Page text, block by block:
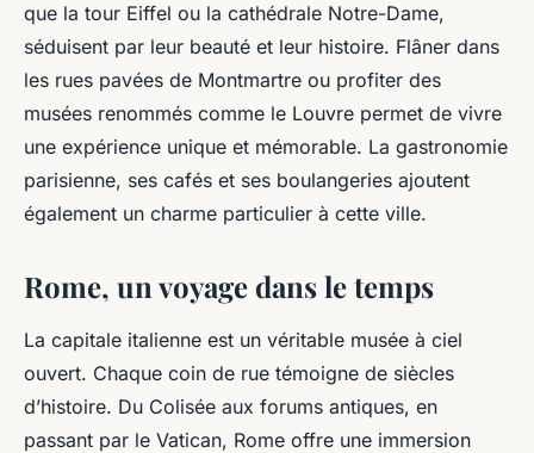
que la tour Eiffel ou la cathédrale Notre-Dame,
séduisent par leur beauté et leur histoire. Flâner dans
les rues pavées de Montmartre ou profiter des
musées renommés comme le Louvre permet de vivre
une expérience unique et mémorable. La gastronomie
parisienne, ses cafés et ses boulangeries ajoutent
également un charme particulier à cette ville.
Rome, un voyage dans le temps
La capitale italienne est un véritable musée à ciel
ouvert. Chaque coin de rue témoigne de siècles
d’histoire. Du Colisée aux forums antiques, en
passant par le Vatican, Rome offre une immersion